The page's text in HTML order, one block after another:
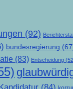
(92)
bundesregierung
(83) Entscheidung
(84)